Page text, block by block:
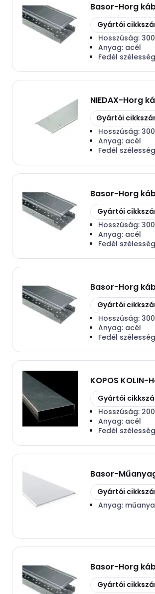
Basor-Horg
Másolás
Gyártói
Hosszúság:
Anyag: acél
Fedél
NIEDAX-Horg
Másolás
Gyártói
Hosszúság:
Anyag: acél
Fedél
Basor-Horg
Másolás
Gyártói
Hosszúság:
Anyag: acél
Fedél
Basor-Horg
Másolás
Gyártói
Hosszúság:
Anyag: acél
Fedél
KOPOS KOLIN-
Másolás
Gyártói
Hosszúság:
Anyag: acél
Fedél
Basor-
Másolás
Gyártói
Anyag:
Basor-Horg
Másolás
Gyártói